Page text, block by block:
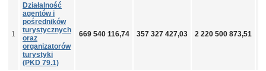
1
Działalność
agentów i
pośredników
turystycznych
oraz
organizatorów
turystyki
(PKD 79.1)
669 540 116,74 357 327 427,03 2 220 500 873,51